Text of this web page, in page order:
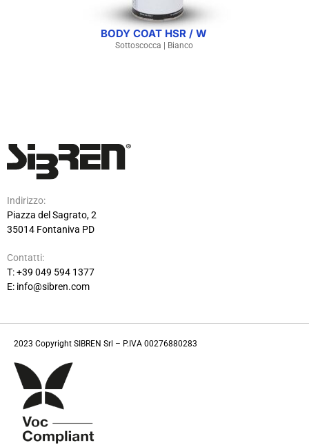
BODY COAT HSR / W
Sottoscocca | Bianco
Indirizzo:
Piazza del Sagrato, 2
35014 Fontaniva PD
Contatti:
T: +39 049 594 1377
E: info@sibren.com
2023 Copyright SIBREN Srl – P.IVA 00276880283